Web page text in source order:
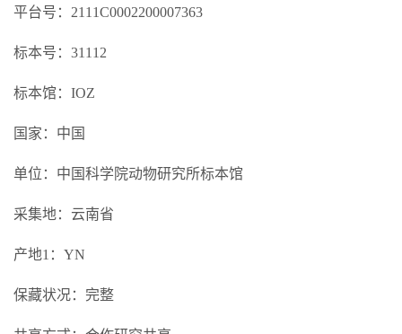
平台号：2111C0002200007363
标本号：31112
标本馆：IOZ
国家：中国
单位：中国科学院动物研究所标本馆
采集地：云南省
产地1：YN
保藏状况：完整